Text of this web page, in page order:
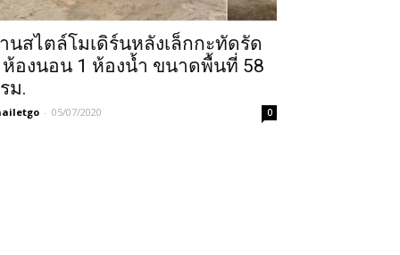
นสไตล์โมเดิร์นหลังเล็กกะทัดรัด
ห้องนอน 1 ห้องน้ำ ขนาดพื้นที่ 58
ม.
- 05/07/2020 0